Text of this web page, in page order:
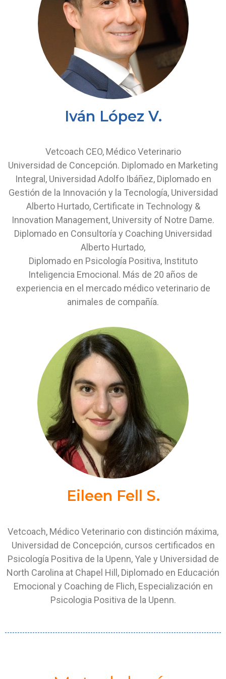
Iván López V.
Vetcoach CEO, Médico Veterinario
Universidad de Concepción. Diplomado en Marketing
Integral, Universidad Adolfo Ibáñez, Diplomado en
Gestión de la Innovación y la Tecnología, Universidad
Alberto Hurtado, Certificate in Technology &
Innovation Management, University of Notre Dame.
Diplomado en Consultoría y Coaching Universidad
Alberto Hurtado,
Diplomado en Psicología Positiva, Instituto
Inteligencia Emocional. Más de 20 años de
experiencia en el mercado médico veterinario de
animales de compañía.
Eileen Fell S.
Vetcoach, Médico Veterinario con distinción máxima,
Universidad de Concepción, cursos certificados en
Psicología Positiva de la Upenn, Yale y Universidad de
North Carolina at Chapel Hill, Diplomado en Educación
Emocional y Coaching de Flich, Especialización en
Psicologia Positiva de la Upenn.